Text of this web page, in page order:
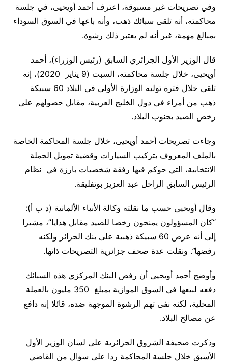
وفي تصريحات غير مسبوقة، اعترف أحمد أويحيى، في جلسة
محاكمته، أنه تلقى سبائك ذهب، وأنه باعها في السوق السوداء
بمبالغ مهمة، غير أنه لم يعتبر ذلك رشوة.
قال الوزير الأول الجزائري السابق (رئيس الوزراء)، أحمد
أويحيى، خلال جلسة محاكمته، السبت (9 يناير 2020)، إنه
تلقى خلال فترة توليه الوزارة الأولى في البلاد 60 سبيكة
ذهب من أمراء في دول الخليج العربية، مقابل حصولهم على
رخص الصيد بجنوب البلاد.
وجاءت تصريحات أحمد أويحيى، خلال جلسة المحاكمة الخاصة
بالملف المعروف بتركيب السيارات وقضية تمويل الحملة
الانتخابية، التي حوكم فيها رفقة شخصيات بارزة في نظام
الرئيس السابق الراحل عبد العزيز بوتفليقة.
وقال أويحيى حسب ما نقلته وكالة الأنباء الألمانية (د ب أ):
“كان المسؤولون يمنحون رخصا للصيد مقابل هدايا”، مشيرا
إلى أنه عرض 60 سبيكة ذهبية على بنك الجزائر ولكنه
رفضها”. ونقلت عدة صحف جزائرية التصريحات ذاتها.
وأوضح أحمد أويحيى أن رفض البنك المركزي هذه السبائك
دفعه لبيعها في السوق الموازية بمبلغ 350 مليون بالعملة
المحلية، لكنه نفى تهم الرشوة الموجهة ضده، قائلا إنه دافع
عن مصالح البلاد.
وذكرت صحيفة الشروق الجزائرية على لسان الوزير الأول
الأسبق خلال جلسة المحاكمة ردا على سؤال من القاضي